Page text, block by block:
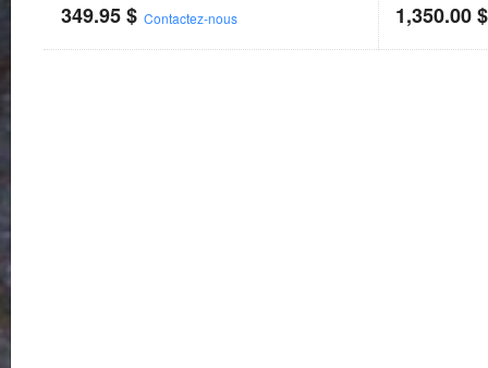
349.95$ Contactez-nous 1,350.00$